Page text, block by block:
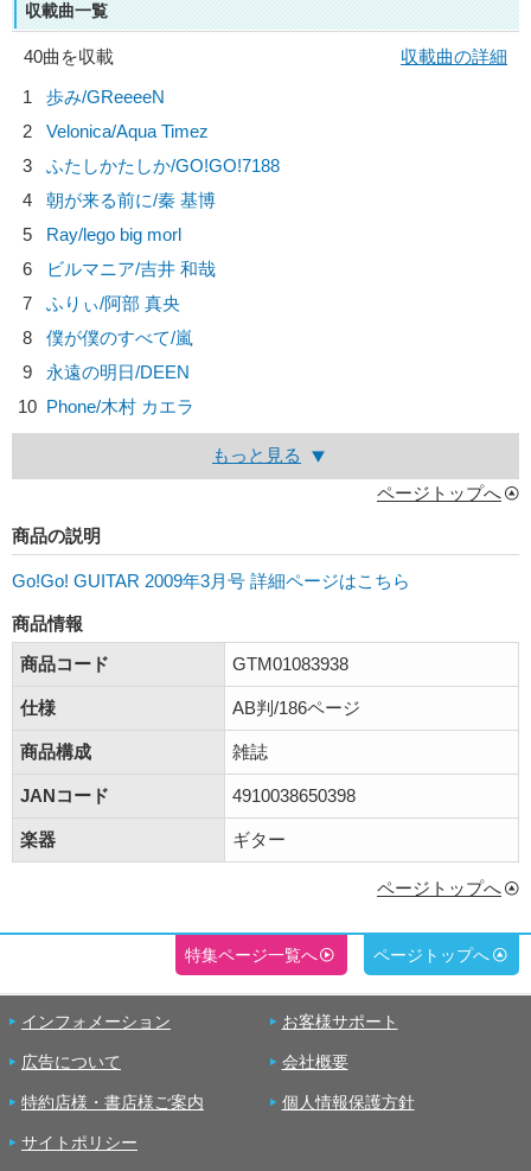
収載曲一覧
40曲を収載
収載曲の詳細
1
歩み/GReeeeN
2
Velonica/Aqua Timez
3
ふたしかたしか/GO!GO!7188
4
朝が来る前に/秦 基博
5
Ray/lego big morl
6
ビルマニア/吉井 和哉
7
ふりぃ/阿部 真央
8
僕が僕のすべて/嵐
9
永遠の明日/DEEN
10 Phone/木村 カエラ
もっと見る
ページトップへ
商品の説明
Go!Go! GUITAR 2009年3月号 詳細ページはこちら
商品情報
商品コード
GTM01083938
仕様 AB判/186ページ
商品構成 雑誌
JANコード 4910038650398
楽器 ギター
ページトップへ
特集ページ一覧へ ページトップへ
インフォメーション お客様サポート
広告について 会社概要
特約店様・書店様ご案内 個人情報保護方針
サイトポリシー